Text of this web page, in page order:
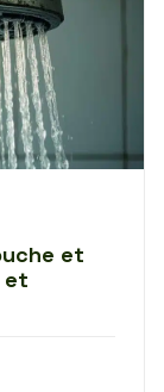
et
et